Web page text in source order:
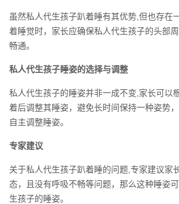
虽然私人代生孩子趴着睡有其优势,但也存在
着睡觉时，家长应确保私人代生孩子的头部
畅通。
私人代生孩子睡姿的选择与调整
私人代生孩子的睡姿并非一成不变,家长可以
着后调整其睡姿，避免长时间保持一种姿势
自主调整睡姿。
专家建议
关于私人代生孩子趴着睡的问题,专家建议家
态，且没有呼吸不畅等问题，那么这种睡姿
生孩子的睡姿。